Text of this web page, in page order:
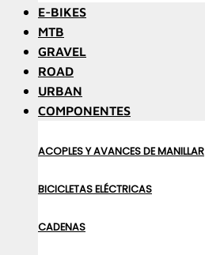
E-BIKES
MTB
GRAVEL
ROAD
URBAN
COMPONENTES
ACOPLES Y AVANCES DE MANILLAR
BICICLETAS ELÉCTRICAS
CADENAS